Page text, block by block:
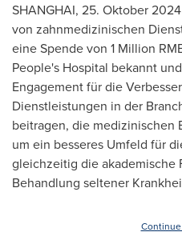
SHANGHAI, 25. Oktober 2024
von zahnmedizinischen
eine Spende von 1 Million
People's Hospital bekannt
Engagement für die
Dienstleistungen in der
beitragen, die medizinischen
um ein besseres Umfeld für
gleichzeitig die akademische
Behandlung seltener